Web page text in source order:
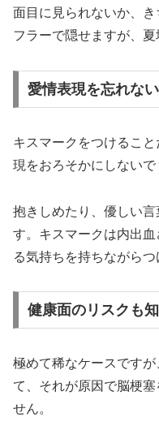
面目に見られないか、
フラーで隠せますが、夏
愛情表現を忘れない
キスマークをつけるこ
現をおろそかにしないで
抱きしめたり、優しい
す。キスマークは内出
る気持ちを持ちながらつ
健康面のリスクも
極めて稀なケースです
て、それが原因で脳梗
せん。